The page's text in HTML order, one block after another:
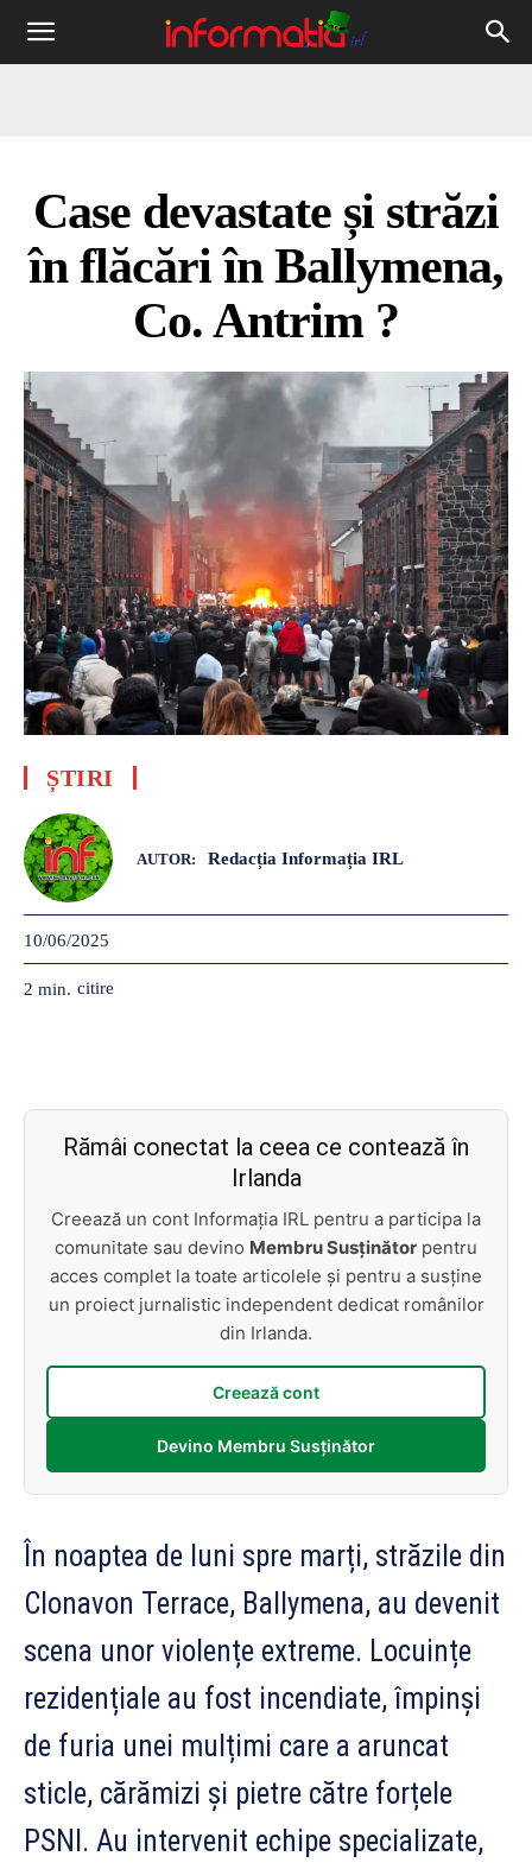
Informația
Case devastate și străzi
în flăcări în Ballymena,
Co. Antrim ?
ȘTIRI
AUTOR: Redacția Informația IRL
10/06/2025
2 min. citire
Rămâi conectat la ceea ce contează în
Irlanda
Creează un cont Informația IRL pentru a participa la
comunitate sau devino Membru Susținător pentru
acces complet la toate articolele și pentru a susține
un proiect jurnalistic independent dedicat românilor
din Irlanda.
Creează cont
Devino Membru Susținător
În noaptea de luni spre marți, străzile din
Clonavon Terrace, Ballymena, au devenit
scena unor violențe extreme. Locuințe
rezidențiale au fost incendiate, împinși
de furia unei mulțimi care a aruncat
sticle, cărămizi și pietre către forțele
PSNI. Au intervenit echipe specializate,